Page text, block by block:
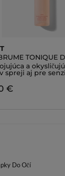
TONIQUE
a
spreji aj pre
€
Do Očí